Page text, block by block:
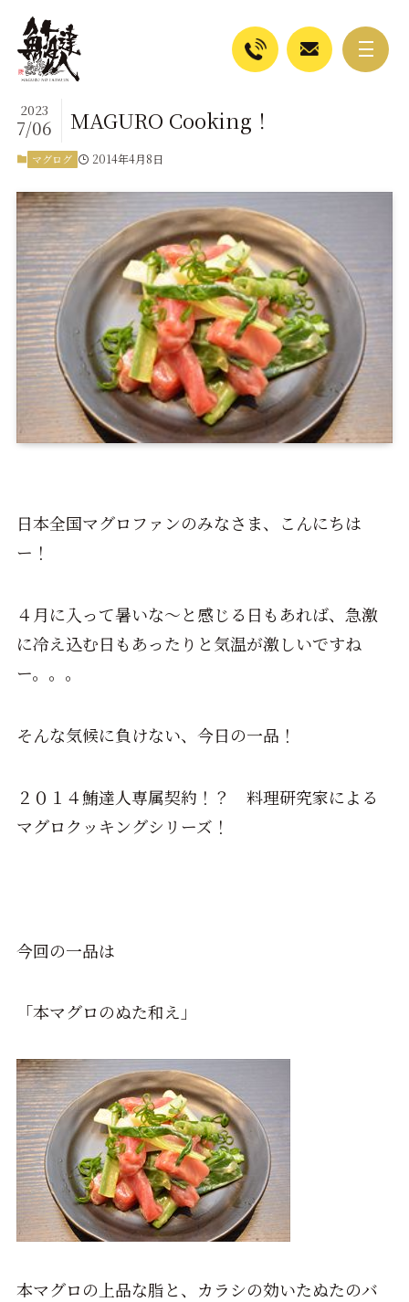
MAGURO Cooking！
2023
7/06
マグログ 2014年4月8日
日本全国マグロファンのみなさま、こんにちは
ー！
４月に入って暑いな～と感じる日もあれば、急激
に冷え込む日もあったりと気温が激しいですね
ー。。。
そんな気候に負けない、今日の一品！
２０１４鮪達人専属契約！？ 料理研究家による
マグロクッキングシリーズ！
今回の一品は
「本マグロのぬた和え」
本マグロの上品な脂と、カラシの効いたぬたのバ